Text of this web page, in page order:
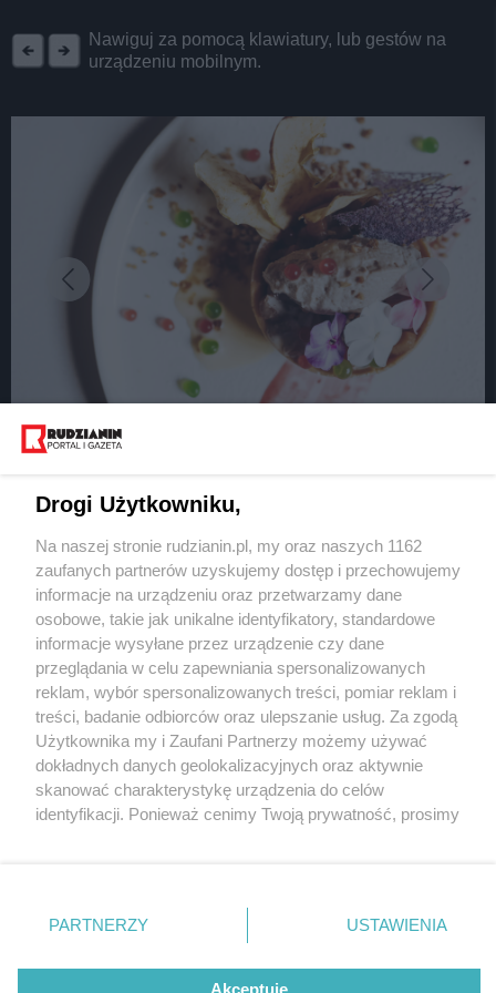
Nawiguj za pomocą klawiatury, lub gestów na
urządzeniu mobilnym.
Restauracji Śląskich rusza 22 września!
5 / 22
Wiemy, gdzie tupta jeż.
Czwarta edycja Festiwalu
Restauracji Śląskich rusza 22
września!
Wydawca mediów
Nie zapomnij
zapoznać się z:
polityką prywatności regulamin korzystania z portali
Twojemiasto
Piekary Śląskie
Chorzów
Tarnowskie Góry
Gliwice
Skontakuj sięz nami
Kontakt
Wydawca
Redakcja
Drogi Użytkowniku,
Na naszej stronie rudzianin.pl, my oraz naszych 1162
zaufanych partnerów uzyskujemy dostęp i przechowujemy
informacje na urządzeniu oraz przetwarzamy dane
osobowe, takie jak unikalne identyfikatory, standardowe
informacje wysyłane przez urządzenie czy dane
przeglądania w celu zapewniania spersonalizowanych
reklam, wybór spersonalizowanych treści, pomiar reklam i
treści, badanie odbiorców oraz ulepszanie usług. Za zgodą
Użytkownika my i Zaufani Partnerzy możemy używać
dokładnych danych geolokalizacyjnych oraz aktywnie
skanować charakterystykę urządzenia do celów
identyfikacji. Ponieważ cenimy Twoją prywatność, prosimy
prywatności znajdujący się w lewym dolnym rogu strony
. Niektóre rodzaje przetwarzania danych nie wymagają
zgody użytkownika, ale masz prawo sprzeciwić się
takiemu przetwarzaniu. Preferencje będą miały
PARTNERZY USTAWIENIA
Akceptuję